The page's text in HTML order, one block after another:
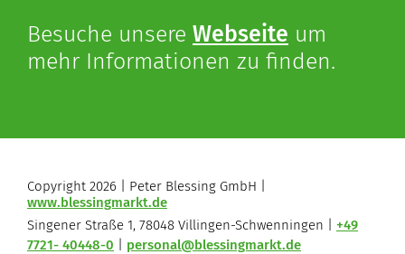
Besuche unsere Webseite um
mehr Informationen zu finden.
Copyright 2026 | Peter Blessing GmbH |
www.blessingmarkt.de
Singener Straße 1, 78048 Villingen-Schwenningen | +49
7721- 40448-0
personal@blessingmarkt.de